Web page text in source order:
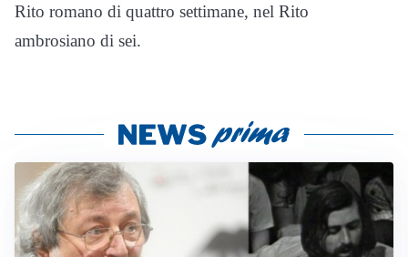
Rito romano di quattro settimane, nel Rito
ambrosiano di sei.